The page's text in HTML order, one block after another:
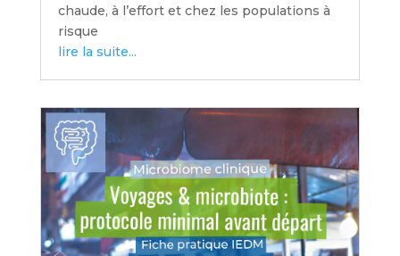
chaude, à l’effort et chez les populations à
risque
lire la suite...